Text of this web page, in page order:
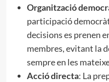
Organització
participació
decisions es prenen
membres, evitant la
sempre en les
Acció directa: La